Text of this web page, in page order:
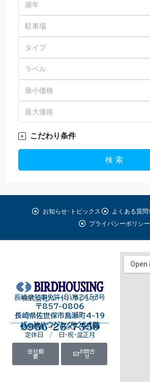
駐車場
タイプ
ラベル
こだわり条件
検 索
お知らせ･トピックス よくある質問
プライバシーポリシー
長崎県知事免許（8）第2453号
株式会社バードハウジング
〒857-0806
長崎県佐世保市島瀬町4-19
バードハウジングビル１階
0956-25-7550
受付時間 / 9:00～18:00
定休日 / 日・祝・盆正月
会社概
要
お問合
せ